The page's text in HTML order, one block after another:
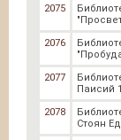
2075
2076
2077
Паисий
2078
Стоян